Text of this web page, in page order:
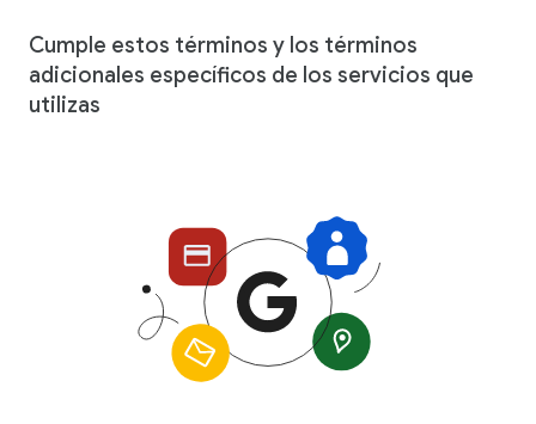
Cumple estos términos y los términos
adicionales específicos de los servicios que
utilizas